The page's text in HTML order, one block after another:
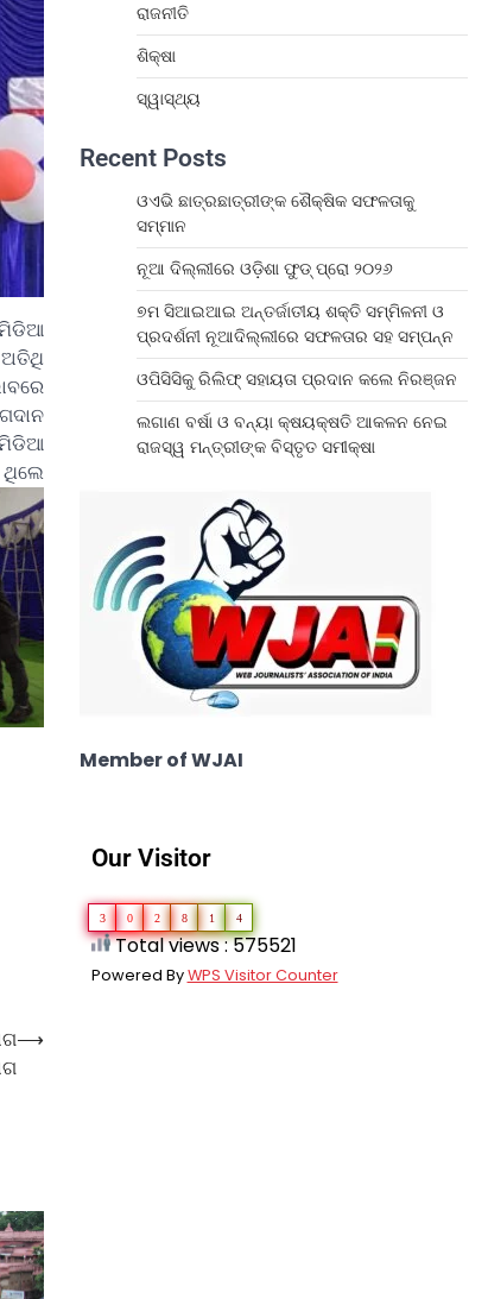
ମିଡିଆ
ମିଡିଆ
ଥିଲେ
⟶
ରାଜନୀତି
ଶିକ୍ଷା
ସ୍ୱାସ୍ଥ୍ୟ
Recent Posts
ଓଏଭି ଛାତ୍ରଛାତ୍ରୀଙ୍କ ଶୈକ୍ଷିକ ସଫଳତାକୁ
ସମ୍ମାନ
ନୂଆ ଦିଲ୍ଲୀରେ ଓଡ଼ିଶା ଫୁଡ୍ ପ୍ରୋ ୨୦୨୬
୭ମ ସିଆଇଆଇ ଅନ୍ତର୍ଜାତୀୟ ଶକ୍ତି ସମ୍ମିଳନୀ ଓ
ପ୍ରଦର୍ଶନୀ ନୂଆଦିଲ୍ଲୀରେ ସଫଳତାର ସହ ସମ୍ପନ୍ନ
ଓପିସିସିକୁ ରିଲିଫ୍ ସହାୟତା ପ୍ରଦାନ କଲେ ନିରଞ୍ଜନ
ଲଗାଣ ବର୍ଷା ଓ ବନ୍ୟା କ୍ଷୟକ୍ଷତି ଆକଳନ ନେଇ
ରାଜସ୍ୱ ମନ୍ତ୍ରୀଙ୍କ ବିସ୍ତୃତ ସମୀକ୍ଷା
Member of WJAI
Our Visitor
3 0 2 8 1 4
Total views : 575521
Powered ByWPS Visitor Counter